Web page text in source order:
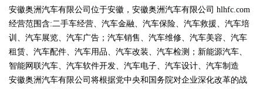
安徽奥洲汽车有限公司位于安徽，安徽奥洲汽车有限公司 hlhfc.com
经营范围含:二手车经营、汽车金融、汽车保险、汽车救援、汽车培
训、汽车展览、汽车广告；汽车销售、汽车维修、汽车美容、汽车
租赁、汽车配件、汽车用品、汽车改装、汽车检测；新能源汽车、
智能网联汽车、汽车软件开发、汽车电子、汽车设计、汽车制造
安徽奥洲汽车有限公司将根据党中央和国务院对企业深化改革的战